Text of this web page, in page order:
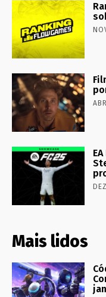
Mais lidos